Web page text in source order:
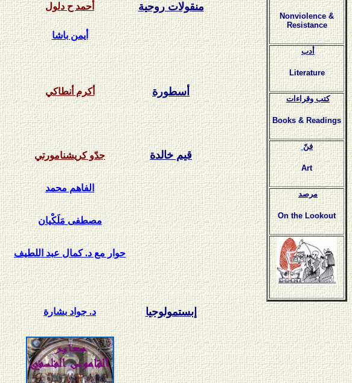
أحمد ح دلول منقولات روحية
أيمن باشا
أكرم أنطاكي أسطورة
جدّو كريشنامورتي قيم خالدة
الفاهم محمد
مصطفى مَلَكْيان
حوار مع د. كمال عبد اللطيف
د. جواد بشارة إبستمولوجيا
Nonviolence &
Resistance
أدب
Literature
كتب وقراءات
Books & Readings
فنّ
Art
مرصد
On the Lookout